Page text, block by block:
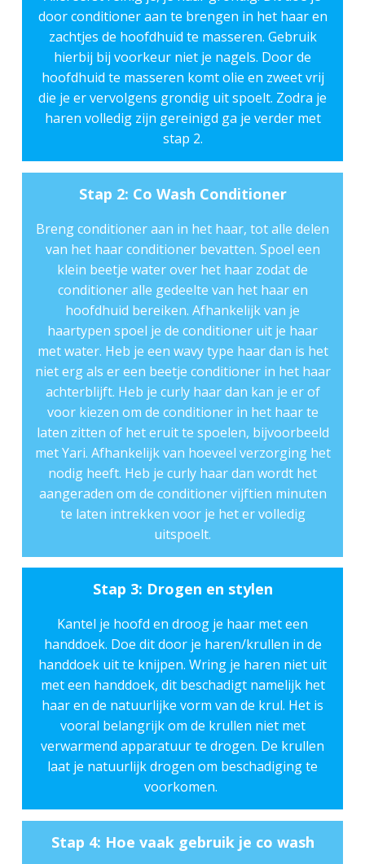
door conditioner aan te brengen in het haar en
zachtjes de hoofdhuid te masseren. Gebruik
hierbij bij voorkeur niet je nagels. Door de
hoofdhuid te masseren komt olie en zweet vrij
die je er vervolgens grondig uit spoelt. Zodra je
haren volledig zijn gereinigd ga je verder met
stap 2.
Stap 2: Co Wash Conditioner
Breng conditioner aan in het haar, tot alle delen
van het haar conditioner bevatten. Spoel een
klein beetje water over het haar zodat de
conditioner alle gedeelte van het haar en
hoofdhuid bereiken. Afhankelijk van je
haartypen spoel je de conditioner uit je haar
met water. Heb je een wavy type haar dan is het
niet erg als er een beetje conditioner in het haar
achterblijft. Heb je curly haar dan kan je er of
voor kiezen om de conditioner in het haar te
laten zitten of het eruit te spoelen, bijvoorbeeld
metYari. Afhankelijk van hoeveel verzorging het
nodig heeft. Heb je curly haar dan wordt het
aangeraden om de conditioner vijftien minuten
te laten intrekken voor je het er volledig
uitspoelt.
Stap 3: Drogen en stylen
Kantel je hoofd en droog je haar met een
handdoek. Doe dit door je haren/krullen in de
handdoek uit te knijpen. Wring je haren niet uit
met een handdoek, dit beschadigt namelijk het
haar en de natuurlijke vorm van de krul. Het is
vooral belangrijk om de krullen niet met
verwarmend apparatuur te drogen. De krullen
laat je natuurlijk drogen om beschadiging te
voorkomen.
Stap 4: Hoe vaak gebruik je co wash